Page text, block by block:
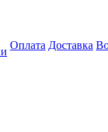
Оплата Доставка